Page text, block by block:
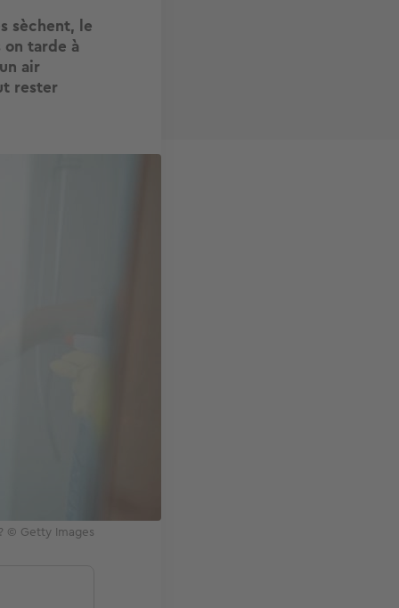
sèchent, le
tarde à
air
rester
© Getty Images